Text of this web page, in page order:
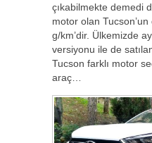
çıkabilmekte demedi
motor olan
g/km’dir. Ülkemizde
versiyonu ile de
Tucson farklı motor
araç…